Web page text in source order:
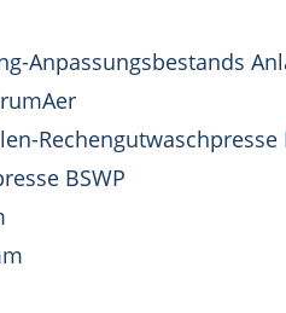
Anpassungsbestands
Rechengutwaschpresse
BSWP